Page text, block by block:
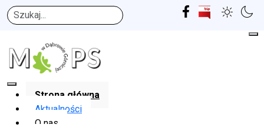
Szukaj
Strona główna
Aktualności
O nas